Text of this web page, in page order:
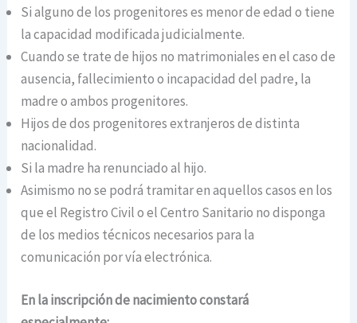
Si alguno de los progenitores es menor de edad o tiene
la capacidad modificada judicialmente.
Cuando se trate de hijos no matrimoniales en el caso de
ausencia, fallecimiento o incapacidad del padre, la
madre o ambos progenitores.
Hijos de dos progenitores extranjeros de distinta
nacionalidad.
Si la madre ha renunciado al hijo.
Asimismo no se podrá tramitar en aquellos casos en los
que el Registro Civil o el Centro Sanitario no disponga
de los medios técnicos necesarios para la
comunicación por vía electrónica.
En la inscripción de nacimiento constará